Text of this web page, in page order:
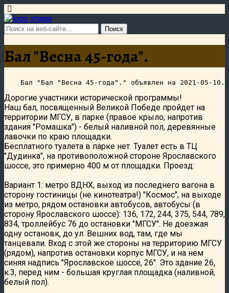
Бал "Весна 45-года".
Дорогие участники исторической программы!
Наш бал, посвященный Великой Победе пройдет на
территории МГСУ, в парке (правое крыло, напротив
здания "Ромашка") - белый наливной пол, деревянные
лавочки по краю площадки.
Бесплатного туалета в парке нет. Туалет есть в ТЦ
"Дудинка", на противоположной стороне Ярославского
шоссе, это примерно 400 м от площадки. Проезд:
Вариант 1: метро ВДНХ, выход из последнего вагона в
сторону гостиницы (не кинотеатра!) "Космос", на выходе
из метро, рядом остановки автобусов, автобусы (в
сторону Ярославского шоссе): 136, 172, 244, 375, 544, 789,
834, троллейбус 76 до остановки "МГСУ". Не доезжая
одну остановк, до ул. Вешних вод, там, где мы
танцевали. Вход с этой же стороны на территорию МГСУ
(рядом), напротив остановки корпус МГСУ, и на нем
синяя надпись "Ярославское шоссе, 26". Это здание 26,
к.3, перед ним - большая круглая площадка (наливной,
белый пол).